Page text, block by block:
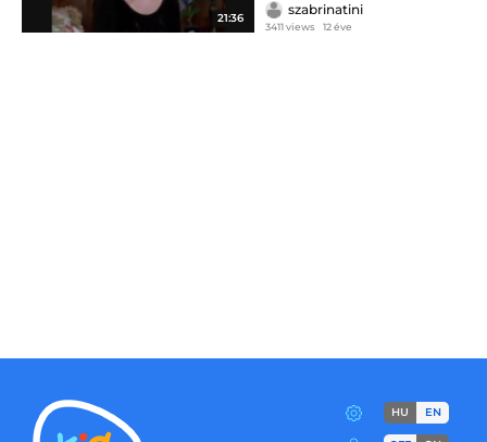
21:36
szabrinatini
3411 views 12 éve
HU EN